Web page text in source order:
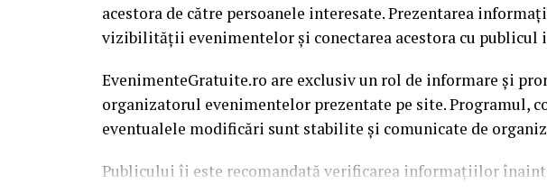
acestora de către persoanele interesate. Prezentarea
vizibilității evenimentelor și conectarea acestora cu publicul
EvenimenteGratuite.ro are exclusiv un rol de informare și
organizatorul evenimentelor prezentate pe site. Programul,
eventualele modificări sunt stabilite și comunicate de
Publicului îi este recomandată verificarea informațiilor